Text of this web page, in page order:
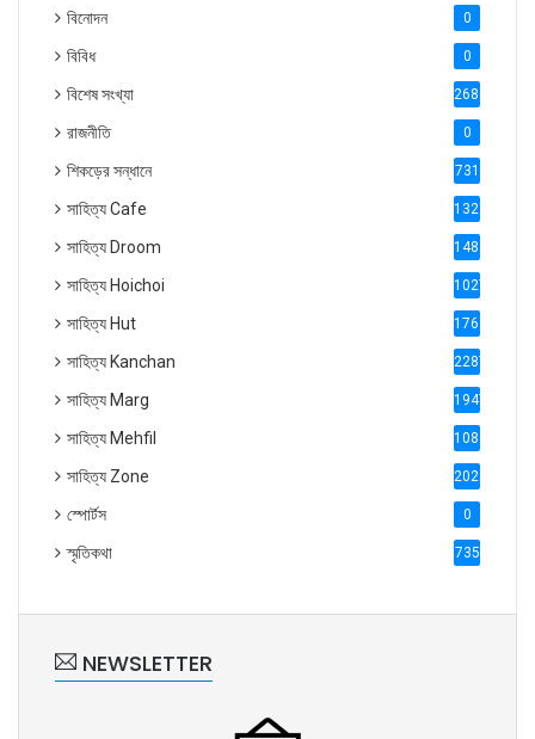
বিনোদন 0
বিবিধ 0
বিশেষ সংখ্যা 2686
রাজনীতি 0
শিকড়ের সন্ধানে 731
সাহিত্য Cafe 1321
সাহিত্য Droom 1488
সাহিত্য Hoichoi 1027
সাহিত্য Hut 1769
সাহিত্য Kanchan 2287
সাহিত্য Marg 1947
সাহিত্য Mehfil 1088
সাহিত্য Zone 2028
স্পোর্টস 0
স্মৃতিকথা 735
NEWSLETTER